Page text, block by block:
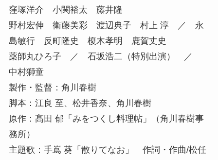
窪塚洋介 小関裕太 藤井隆
野村宏伸 衛藤美彩 渡辺典子 村上 淳 ／ 永
島敏行 反町隆史 榎木孝明 鹿賀丈史
薬師丸ひろ子 ／ 石坂浩二（特別出演） ／
中村獅童
製作・監督：角川春樹
脚本：江良 至、松井香奈、角川春樹
原作：髙田 郁「みをつくし料理帖」（角川春樹事
務所）
主題歌：⼿嶌 葵「散りてなお」 作詞・作曲/松任